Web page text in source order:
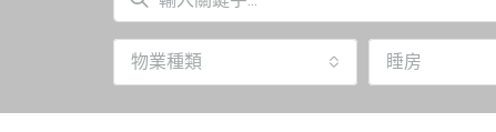
物業種類 睡房